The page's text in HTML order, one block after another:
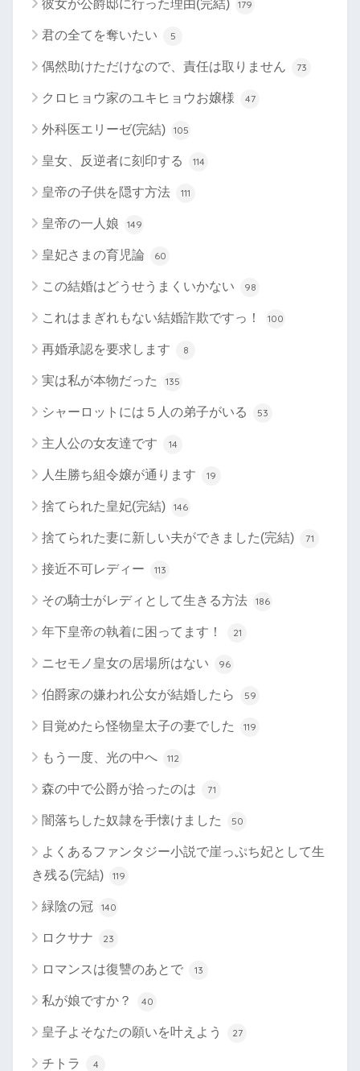
彼女が公爵邸に行った理由(完結) 179
君の全てを奪いたい 5
偶然助けただけなので、責任は取りません 73
クロヒョウ家のユキヒョウお嬢様 47
外科医エリーゼ(完結) 105
皇女、反逆者に刻印する 114
皇帝の子供を隠す方法 111
皇帝の一人娘 149
皇妃さまの育児論 60
この結婚はどうせうまくいかない 98
これはまぎれもない結婚詐欺ですっ！ 100
再婚承認を要求します 8
実は私が本物だった 135
シャーロットには５人の弟子がいる 53
主人公の女友達です 14
人生勝ち組令嬢が通ります 19
捨てられた皇妃(完結) 146
捨てられた妻に新しい夫ができました(完結) 71
接近不可レディー 113
その騎士がレディとして生きる方法 186
年下皇帝の執着に困ってます！ 21
ニセモノ皇女の居場所はない 96
伯爵家の嫌われ公女が結婚したら 59
目覚めたら怪物皇太子の妻でした 119
もう一度、光の中へ 112
森の中で公爵が拾ったのは 71
闇落ちした奴隷を手懐けました 50
よくあるファンタジー小説で崖っぷち妃として生
き残る(完結)
119
緑陰の冠 140
ロクサナ 23
ロマンスは復讐のあとで 13
私が娘ですか？ 40
皇子よそなたの願いを叶えよう 27
チトラ 4